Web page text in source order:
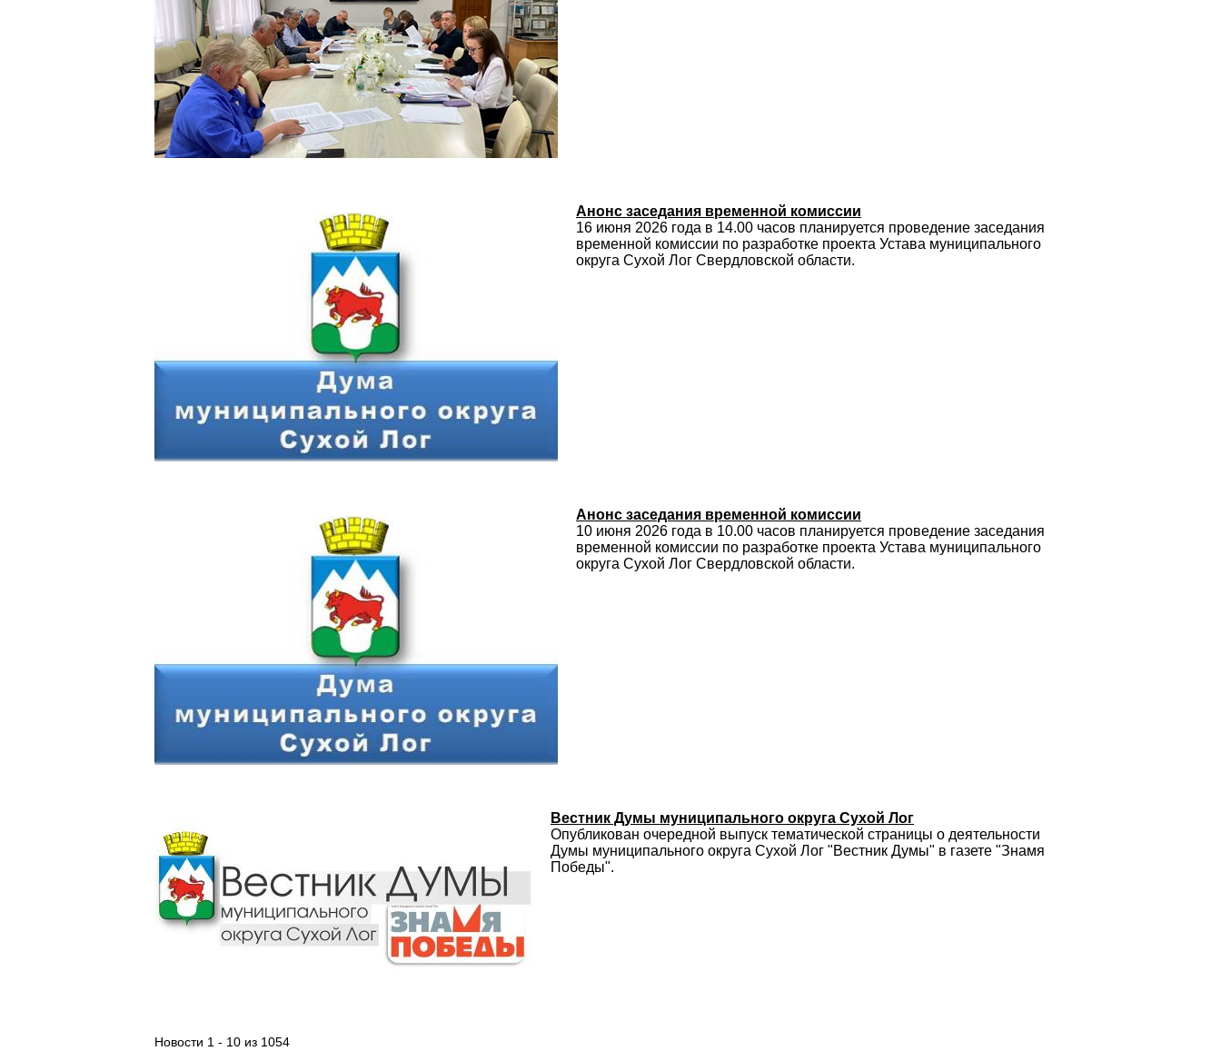
Анонс заседания временной комиссии
16 июня 2026 года в 14.00 часов планируется проведение заседания
временной комиссии по разработке проекта Устава муниципального
округа Сухой Лог Свердловской области.
Анонс заседания временной комиссии
10 июня 2026 года в 10.00 часов планируется проведение заседания
временной комиссии по разработке проекта Устава муниципального
округа Сухой Лог Свердловской области.
Вестник Думы муниципального округа Сухой Лог
Опубликован очередной выпуск тематической страницы о деятельности
Думы муниципального округа Сухой Лог "Вестник Думы" в газете "Знамя
Победы".
Новости 1 - 10 из 1054